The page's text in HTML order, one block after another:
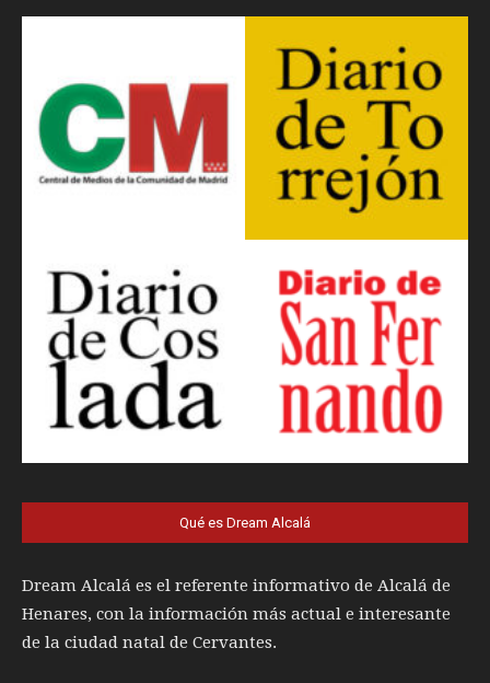
Qué es Dream Alcalá
Dream Alcalá es el referente informativo de Alcalá de
Henares, con la información más actual e interesante
de la ciudad natal de Cervantes.